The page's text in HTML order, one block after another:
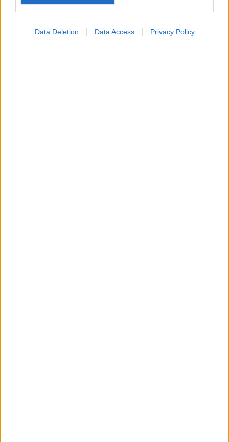
Data Deletion Data Access Privacy Policy
Χορηγοί